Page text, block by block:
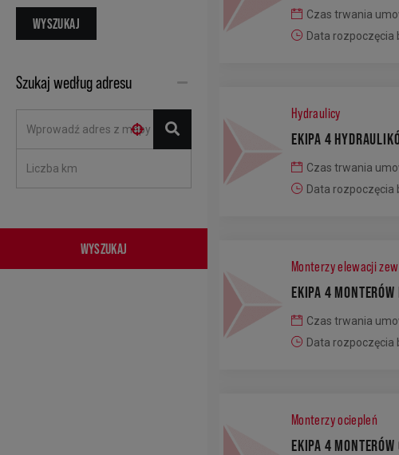
Szukaj według adresu
WYSZUKAJ
Czas trwania
Data
Hydraulicy
EKIPA 4
Czas trwania
Data
Monterzy elewacji
EKIPA 4 MONTERÓW
Czas trwania
Data
Monterzy ociepleń
EKIPA 4 MONTERÓW